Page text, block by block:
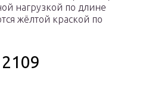
нагрузкой по длине
жёлтой краской по